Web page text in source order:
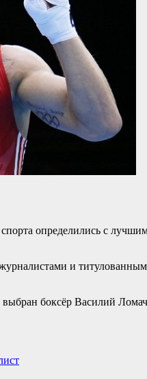
определились с
и
боксёр Василий